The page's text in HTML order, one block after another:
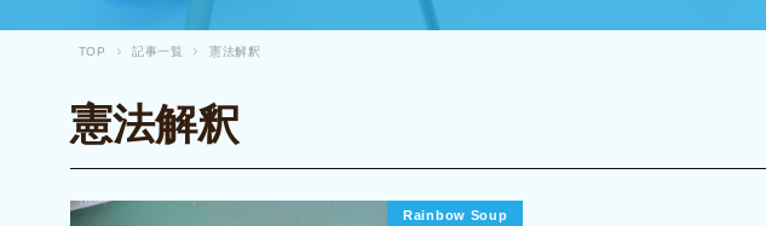
TOP 記事一覧 憲法解釈
憲法解釈
Rainbow Soup